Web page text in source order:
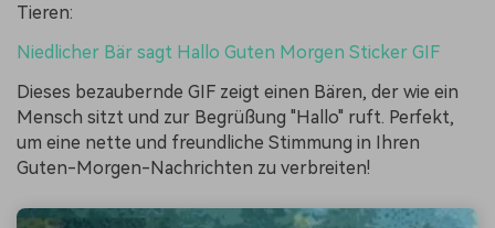
Tieren:
Niedlicher Bär sagt Hallo Guten Morgen Sticker GIF
Dieses bezaubernde GIF zeigt einen Bären, der wie ein
Mensch sitzt und zur Begrüßung "Hallo" ruft. Perfekt,
um eine nette und freundliche Stimmung in Ihren
Guten-Morgen-Nachrichten zu verbreiten!